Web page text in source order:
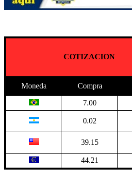
COTIZACION
Moneda Compra
7.00
0.02
39.15
44.21